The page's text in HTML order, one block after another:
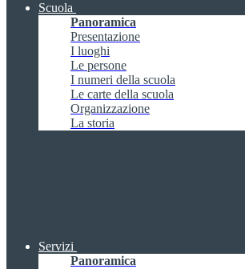
Scuola
Panoramica
Presentazione
I luoghi
Le persone
I numeri della scuola
Le carte della scuola
Organizzazione
La storia
Servizi
Panoramica